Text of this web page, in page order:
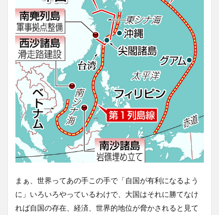
まぁ、世界ってあの手この手で「自国が有利になるよう
に」いろいろやっているわけで、大国はそれに勝てなけ
れば自国の存在、経済、世界的地位が脅かされると見て